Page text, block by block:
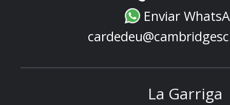
Enviar
La Garriga